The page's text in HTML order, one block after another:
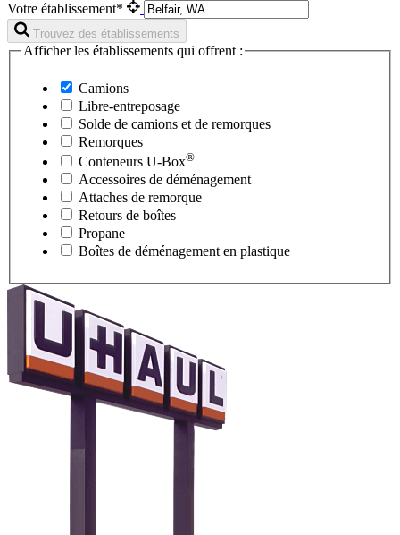
Votre établissement*
Trouvez des établissements
Afficher les établissements qui offrent :
Camions
Libre-entreposage
Solde de camions et de remorques
Remorques
Conteneurs U-Box®
Accessoires de déménagement
Attaches de remorque
Retours de boîtes
Propane
Boîtes de déménagement en plastique